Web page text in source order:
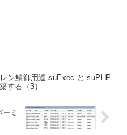
ン鯖御用達 suExec と suPHP
する（3）
ミ